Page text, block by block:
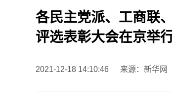
各民主党派、工商联
评选表彰大会在京举
2021-12-18 14:10:46 来源：新华网